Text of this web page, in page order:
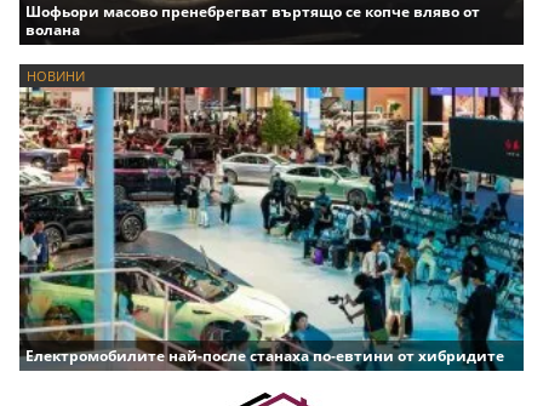
Шофьори масово пренебрегват въртящо се копче вляво от
волана
НОВИНИ
Електромобилите най-после станаха по-евтини от хибридите